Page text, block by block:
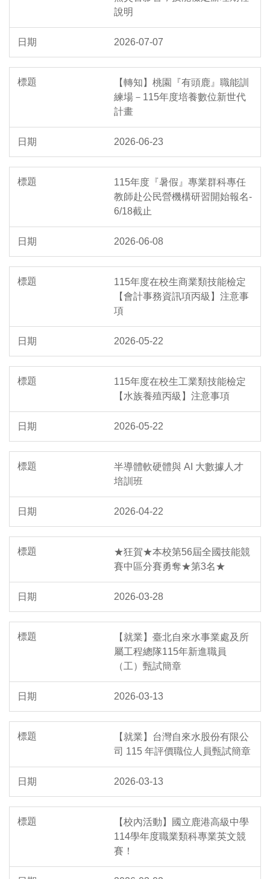
說明
2026-07-07
【轉知】桃園『有頭鹿』職能訓
練場－115年度培養數位新世代
計畫
2026-06-23
115年度『暑假』專業群科專任
教師赴公民營機構研習開始報名-
6/18截止
2026-06-08
115年度在校生商業類技能檢定
【會計事務資訊項丙級】注意事
項
2026-05-22
115年度在校生工業類技能檢定
【水族養殖丙級】注意事項
2026-05-22
半導體軟硬體與 AI 大數據人才
培訓班
2026-04-22
★狂賀★本校第56屆全國技能競
賽中區分賽勇奪★第3名★
2026-03-28
【就業】臺北自來水事業處及所
屬工程總隊115年新進職員
（工）甄試簡章
2026-03-13
【就業】台灣自來水股份有限公
司 115 年評價職位人員甄試簡章
2026-03-13
【校內活動】國立鹿港高級中學
114學年度職業類科專業英文競
賽！